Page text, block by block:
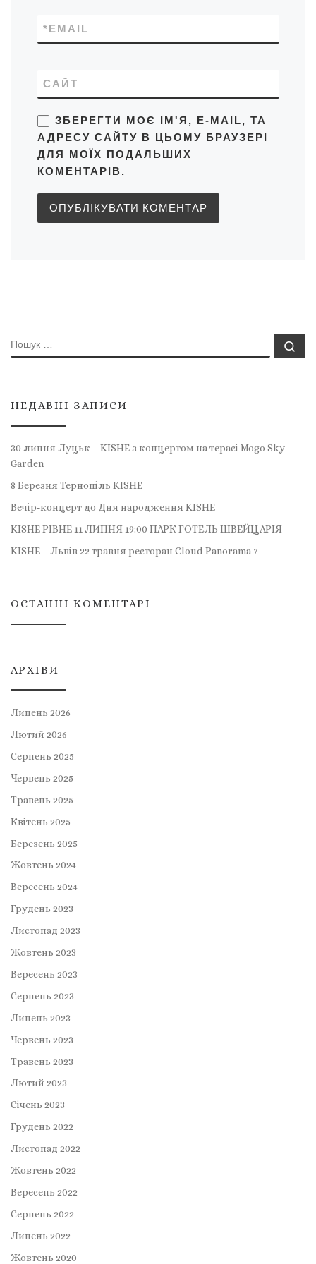
EMAIL
*
САЙТ
ЗБЕРЕГТИ МОЄ ІМ'Я, E-MAIL, ТА
АДРЕСУ САЙТУ В ЦЬОМУ БРАУЗЕРІ
ДЛЯ МОЇХ ПОДАЛЬШИХ
КОМЕНТАРІВ.
ПОШУК
НЕДАВНІ ЗАПИСИ
30 липня Луцьк – KISHE з концертом на терасі Mogo Sky
Garden
8 Березня Тернопіль KISHE
Вечір-концерт до Дня народження KISHE
KISHE РІВНЕ 11 ЛИПНЯ 19:00 ПАРК ГОТЕЛЬ ШВЕЙЦАРІЯ
KISHE – Львів 22 травня ресторан Cloud Panorama 7
ОСТАННІ КОМЕНТАРІ
АРХІВИ
Липень 2026
Лютий 2026
Серпень 2025
Червень 2025
Травень 2025
Квітень 2025
Березень 2025
Жовтень 2024
Вересень 2024
Грудень 2023
Листопад 2023
Жовтень 2023
Вересень 2023
Серпень 2023
Липень 2023
Червень 2023
Травень 2023
Лютий 2023
Січень 2023
Грудень 2022
Листопад 2022
Жовтень 2022
Вересень 2022
Серпень 2022
Липень 2022
Жовтень 2020